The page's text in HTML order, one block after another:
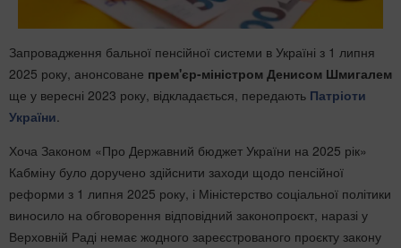
Запровадження бальної пенсійної системи в Україні з 1 липня
2025 року, анонсоване прем'єр-міністром Денисом Шмигалем
ще у вересні 2023 року, відкладається, передають Патріоти
України.
Хоча Законом «Про Державний бюджет України на 2025 рік»
Кабміну було доручено здійснити заходи щодо пенсійної
реформи з 1 липня 2025 року, і Міністерство соціальної політики
виносило на обговорення відповідний законопроєкт, наразі у
Верховній Раді немає жодного зареєстрованого проєкту закону